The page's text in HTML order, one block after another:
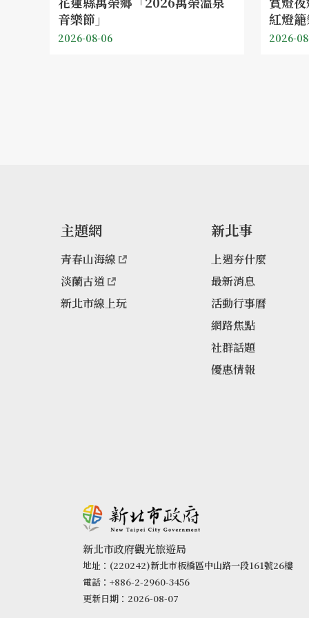
音樂節」
2026-08-06
紅燈
2026-
主題網
青春山海線
淡蘭古道
新北市線上玩
新北事
上週夯什麼
最新消息
活動行事曆
網路焦點
社群話題
優惠情報
新北市政府觀光旅遊局
地址：(220242)新北市板橋區中山路一段161號26樓
電話：+886-2-2960-3456
更新日期：2026-08-07